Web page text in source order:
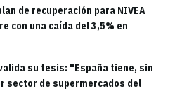
de recuperación para NIVEA
con una caída del 3,5% en
su tesis: "España tiene, sin
sector de supermercados del